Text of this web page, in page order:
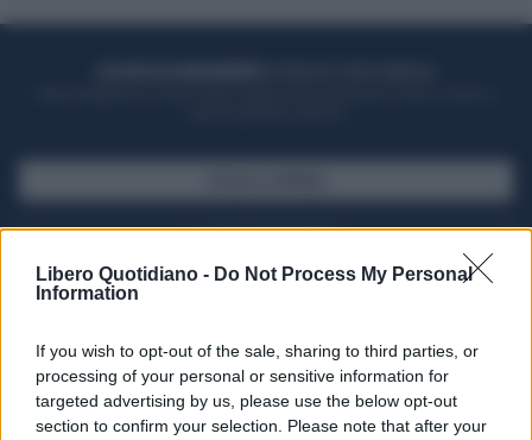
Libero Quotidiano - Do Not Process My Personal
Information
If you wish to opt-out of the sale, sharing to third parties, or
processing of your personal or sensitive information for
targeted advertising by us, please use the below opt-out
section to confirm your selection. Please note that after your